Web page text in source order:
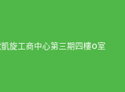
旋工商中心第三期四樓O室